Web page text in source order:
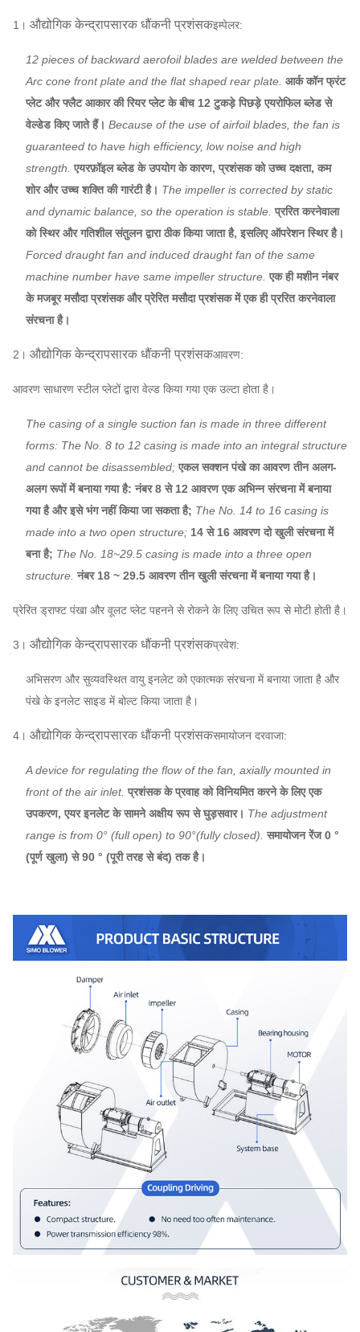
धौंकनी
प्रशंसकएसवाईस्टेम
विन्यास
असाइन
कर सकते
हैं
एयर इनलेट स्पंज
Q235, Q345, SS304,
SS316, HG785, DB685
...
मुख्य शाफ्ट
कार्बन संरचनात्मक स्टील),
सहनशीलता
FAG, SKF, NSK,
ZWZ…
औद्योगिक केन्द्रापसारक
प्रशंसकहेptional
सिस्टम बेस फ्रेम, सुरक्षात्मक स्क्रीनिंग, साइलेंसर, इनलेट
और आउटलेट पाइपलाइन कम्पेसाटर,
फ्लुइड कपलिंग, मोटर रेन कवर, टेम्परेचर सेंसर, वाइब्रेटिंग
टैंक आदि।
1। औद्योगिक केन्द्रापसारक धौंकनी प्रशंसकइम्पेलर:
12 pieces of backward aerofoil blades are welded between the
Arc cone front plate and the flat shaped rear plate. आर्क कॉन फ्रंट
प्लेट और फ्लैट आकार की रियर प्लेट के बीच 12 टुकड़े पिछड़े एयरोफिल ब्लेड से
वेल्डेड किए जाते हैं। Because of the use of airfoil blades, the fan is
guaranteed to have high efficiency, low noise and high
strength. एयरफ़ॉइल ब्लेड के उपयोग के कारण, प्रशंसक को उच्च दक्षता, कम
शोर और उच्च शक्ति की गारंटी है। The impeller is corrected by static
and dynamic balance, so the operation is stable. प्ररित करनेवाला
को स्थिर और गतिशील संतुलन द्वारा ठीक किया जाता है, इसलिए ऑपरेशन स्थिर है।
Forced draught fan and induced draught fan of the same
machine number have same impeller structure. एक ही मशीन नंबर
के मजबूर मसौदा प्रशंसक और प्रेरित मसौदा प्रशंसक में एक ही प्ररित करनेवाला
संरचना है।
2। औद्योगिक केन्द्रापसारक धौंकनी प्रशंसकआवरण:
आवरण साधारण स्टील प्लेटों द्वारा वेल्ड किया गया एक उल्टा होता है।
The casing of a single suction fan is made in three different
forms: The No. 8 to 12 casing is made into an integral structure
and cannot be disassembled; एकल सक्शन पंखे का आवरण तीन अलग-
अलग रूपों में बनाया गया है: नंबर 8 से 12 आवरण एक अभिन्न संरचना में बनाया
गया है और इसे भंग नहीं किया जा सकता है; The No. 14 to 16 casing is
made into a two open structure; 14 से 16 आवरण दो खुली संरचना में
बना है; The No. 18~29.5 casing is made into a three open
structure. नंबर 18 ~ 29.5 आवरण तीन खुली संरचना में बनाया गया है।
प्रेरित ड्राफ्ट पंखा और वूलट प्लेट पहनने से रोकने के लिए उचित रूप से मोटी होती है।
3। औद्योगिक केन्द्रापसारक धौंकनी प्रशंसकप्रवेश:
अभिसरण और सुव्यवस्थित वायु इनलेट को एकात्मक संरचना में बनाया जाता है और
पंखे के इनलेट साइड में बोल्ट किया जाता है।
4। औद्योगिक केन्द्रापसारक धौंकनी प्रशंसकसमायोजन दरवाजा:
A device for regulating the flow of the fan, axially mounted in
front of the air inlet. प्रशंसक के प्रवाह को विनियमित करने के लिए एक
उपकरण, एयर इनलेट के सामने अक्षीय रूप से घुड़सवार। The adjustment
range is from 0° (full open) to 90°(fully closed). समायोजन रेंज 0 °
(पूर्ण खुला) से 90 ° (पूरी तरह से बंद) तक है।